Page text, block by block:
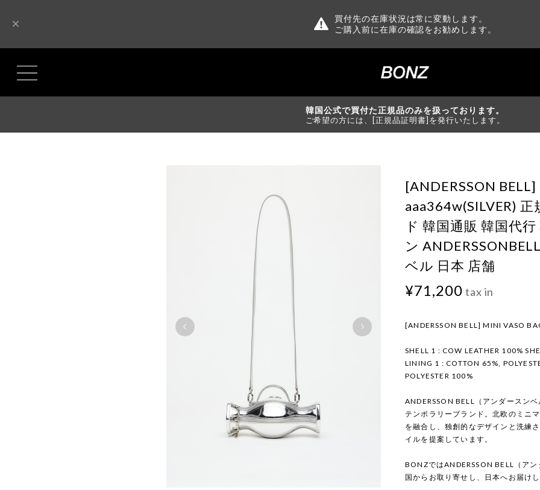
買付先の在庫状況は常に変動します。
ご購入前に在庫の確認をお勧めします。
韓国公式で買付た正規品のみを扱っております。
ご希望の方には、[正規品証明書]を発行いたします。
[ANDERSSON
aaa364w(SILVER)
ド 韓国通販 韓国代
ン
ベル 日本 店舗
¥71,200 tax in
[ANDERSSON BELL] MINI VASO
SHELL 1 : COW LEATHER 100%
LINING 1 : COTTON 65%,
POLYESTER 100%
ANDERSSON BELL（アンダースン
テンポラリーブランド。北欧のミニ
を融合し、独創的なデザインと洗練
イルを提案しています。
BONZではANDERSSON BELL（ア
国からお取り寄せし、日本へお届け